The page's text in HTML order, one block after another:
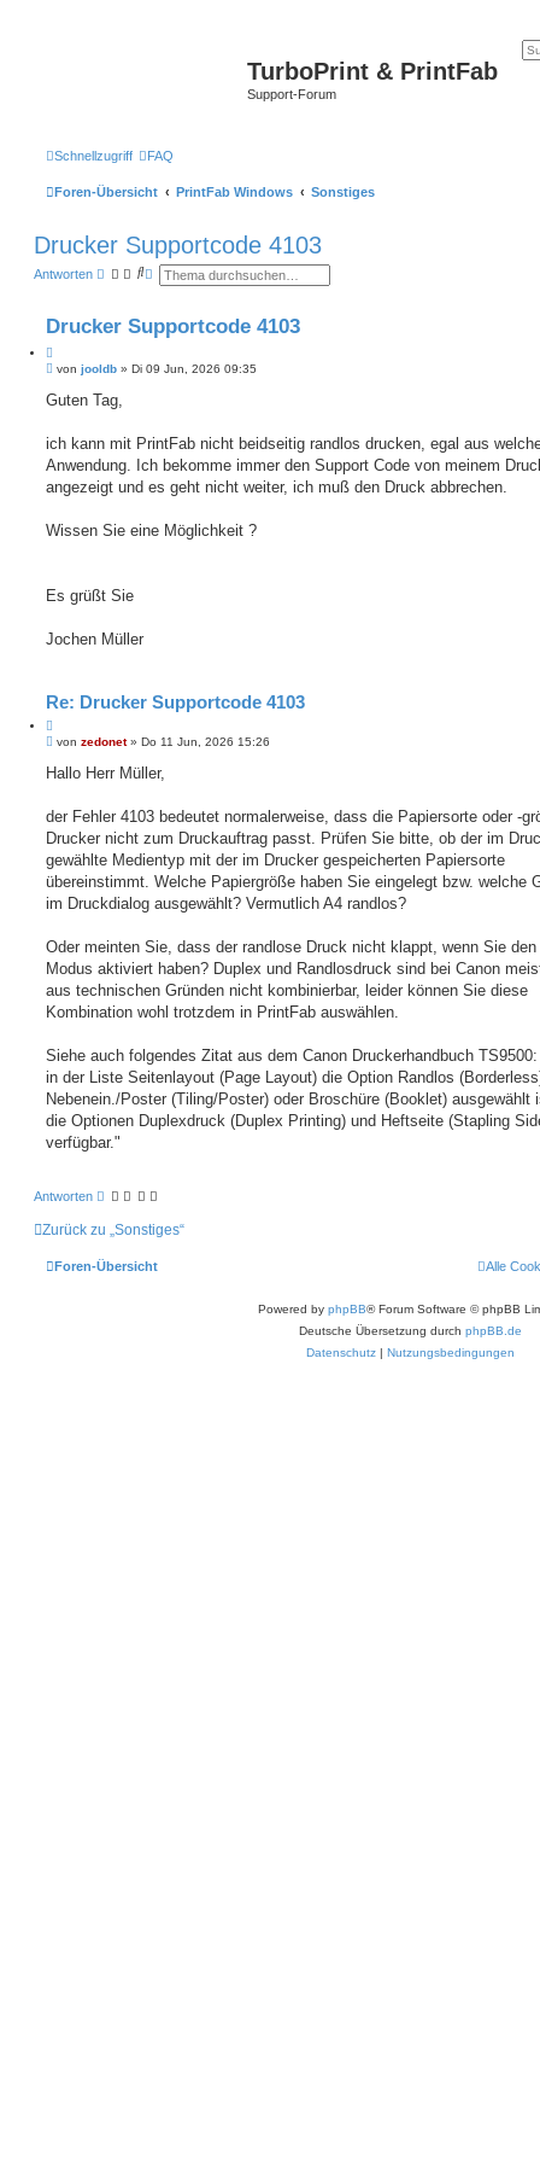
TurboPrint & PrintFab
Support-Forum
Schnellzugriff FAQ
Foren-Übersicht PrintFab Windows Sonstiges
Drucker Supportcode 4103
Antworten
S
e
E
t
r
c
e
Drucker Supportcode 4103
i
e
n
B
i
a
von jooldb » Di 09 Jun, 2026 09:35
Guten Tag,
ich kann mit PrintFab nicht beidseitig randlos drucken, egal aus
Anwendung. Ich bekomme immer den Support Code von meinem
angezeigt und es geht nicht weiter, ich muß den Druck abbrechen.
Wissen Sie eine Möglichkeit ?
Es grüßt Sie
Jochen Müller
Re: Drucker Supportcode 4103
i
r
e
n
B
i
a
von zedonet» Do 11 Jun, 2026 15:26
Hallo Herr Müller,
der Fehler 4103 bedeutet normalerweise, dass die Papiersorte oder -
Drucker nicht zum Druckauftrag passt. Prüfen Sie bitte, ob der im
gewählte Medientyp mit der im Drucker gespeicherten Papiersorte
übereinstimmt. Welche Papiergröße haben Sie eingelegt bzw. welche
im Druckdialog ausgewählt? Vermutlich A4 randlos?
Oder meinten Sie, dass der randlose Druck nicht klappt, wenn Sie den
Modus aktiviert haben? Duplex und Randlosdruck sind bei Canon
aus technischen Gründen nicht kombinierbar, leider können Sie diese
Kombination wohl trotzdem in PrintFab auswählen.
Siehe auch folgendes Zitat aus dem Canon Druckerhandbuch
in der Liste Seitenlayout (Page Layout) die Option Randlos
Nebenein./Poster (Tiling/Poster) oder Broschüre (Booklet) ausgewählt
die Optionen Duplexdruck (Duplex Printing) und Heftseite (Stapling
verfügbar."
Antworten
Zurück zu „Sonstiges“
Foren-Übersicht Alle
Powered by phpBB® Forum Software © phpBB
Deutsche Übersetzung durch phpBB.de
Datenschutz | Nutzungsbedingungen